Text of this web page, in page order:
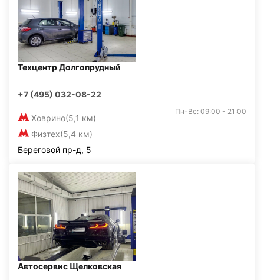
Техцентр Долгопрудный
+7 (495) 032-08-22
Ховрино(5,1 км)
Физтех(5,4 км)
Пн-Вс: 09:00 - 21:00
Береговой пр-д, 5
Автосервис Щелковская